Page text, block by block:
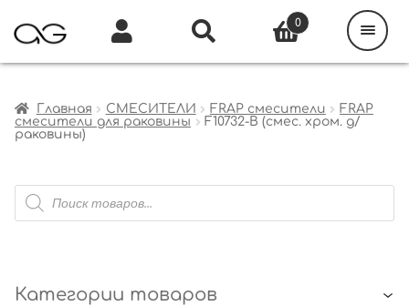
Главная СМЕСИТЕЛИ FRAP смесители
FRAP
смесители для раковины
F10732-B (смес. хром. д/
раковины)
Поиск
товаров
Категории товаров
0